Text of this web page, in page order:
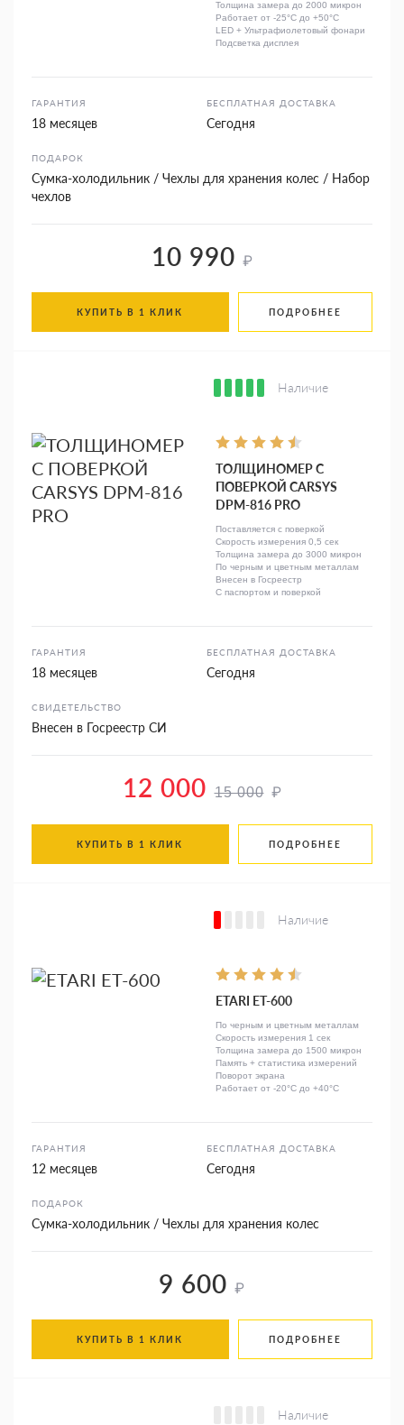
Толщина замера до 2000 микрон
Работает от -25°C до +50°C
LED + Ультрафиолетовый фонари
Подсветка дисплея
ГАРАНТИЯ
18 месяцев
БЕСПЛАТНАЯ ДОСТАВКА
Сегодня
ПОДАРОК
Сумка-холодильник / Чехлы для хранения колес / Набор
чехлов
10 990 ₽
КУПИТЬ В 1 КЛИК ПОДРОБНЕЕ
Наличие
ТОЛЩИНОМЕР С
ПОВЕРКОЙ CARSYS
DPM-816 PRO
Поставляется с поверкой
Скорость измерения 0,5 сек
Толщина замера до 3000 микрон
По черным и цветным металлам
Внесен в Госреестр
С паспортом и поверкой
ГАРАНТИЯ
18 месяцев
БЕСПЛАТНАЯ ДОСТАВКА
Сегодня
СВИДЕТЕЛЬСТВО
Внесен в Госреестр СИ
12 000 15 000 ₽
КУПИТЬ В 1 КЛИК ПОДРОБНЕЕ
Наличие
ETARI ЕТ-600
По черным и цветным металлам
Скорость измерения 1 сек
Толщина замера до 1500 микрон
Память + статистика измерений
Поворот экрана
Работает от -20°C до +40°C
ГАРАНТИЯ
12 месяцев
БЕСПЛАТНАЯ ДОСТАВКА
Сегодня
ПОДАРОК
Сумка-холодильник / Чехлы для хранения колес
9 600 ₽
КУПИТЬ В 1 КЛИК ПОДРОБНЕЕ
Наличие